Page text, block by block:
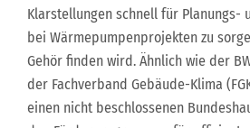
Klarstellungen schnell für Planungs-
bei Wärmepumpenprojekten zu
Gehör finden wird. Ähnlich wie der
der Fachverband Gebäude-Klima
einen nicht beschlossenen